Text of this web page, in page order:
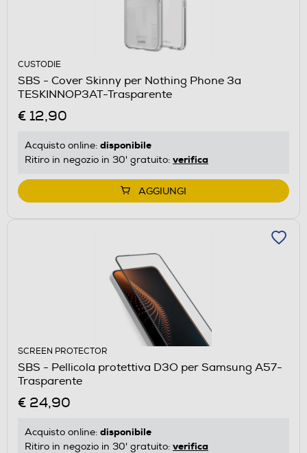
CUSTODIE
SBS - Cover Skinny per Nothing Phone 3a
TESKINNOP3AT-Trasparente
€ 12,90
Acquisto online: disponibile
Ritiro in negozio in 30' gratuito: verifica
AGGIUNGI
SCREEN PROTECTOR
SBS - Pellicola protettiva D3O per Samsung A57-
Trasparente
€ 24,90
Acquisto online: disponibile
Ritiro in negozio in 30' gratuito: verifica